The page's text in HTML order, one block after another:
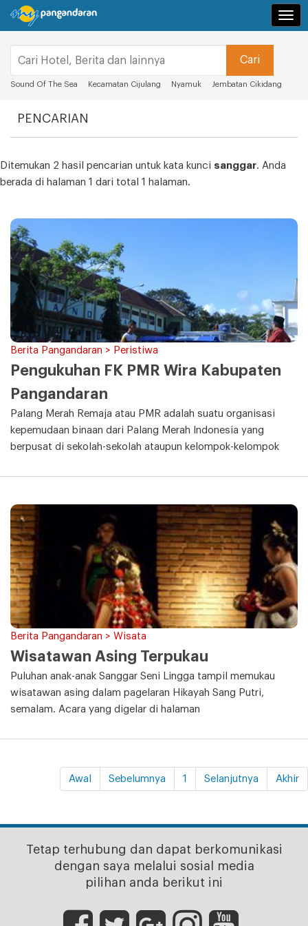
Sound Of The Sea Kecamatan Cijulang Nyamuk Jembatan Cikidang
PENCARIAN
Ditemukan 2 hasil pencarian untuk kata kunci sanggar. Anda
berada di halaman 1 dari total 1 halaman.
Berita Pangandaran > Peristiwa
Pengukuhan FK PMR Wira Kabupaten
Pangandaran
Palang Merah Remaja atau PMR adalah suatu organisasi
kepemudaan binaan dari Palang Merah Indonesia yang
berpusat di sekolah-sekolah ataupun kelompok-kelompok
Berita Pangandaran > Wisata
Wisatawan Asing Terpukau
Puluhan anak-anak Sanggar Seni Lingga tampil memukau
wisatawan asing dalam pagelaran Hikayah Sang Putri,
semalam. Acara yang digelar di halaman
Awal Sebelumnya 1 Selanjutnya Akhir
Tetap terhubung dan dapat berkomunikasi
dengan saya melalui sosial media
pilihan anda berikut ini